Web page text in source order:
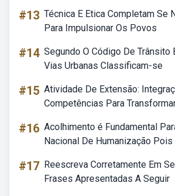
#13 Técnica E Etica Completam Se
Para Impulsionar Os Povos
#14 Segundo O Código De Trânsito
Vias Urbanas Classificam-se
#15 Atividade De Extensão:
Competências Para
#16 Acolhimento é Fundamental
Nacional De Humanização Pois
#17 Reescreva Corretamente Em
Frases Apresentadas A Seguir